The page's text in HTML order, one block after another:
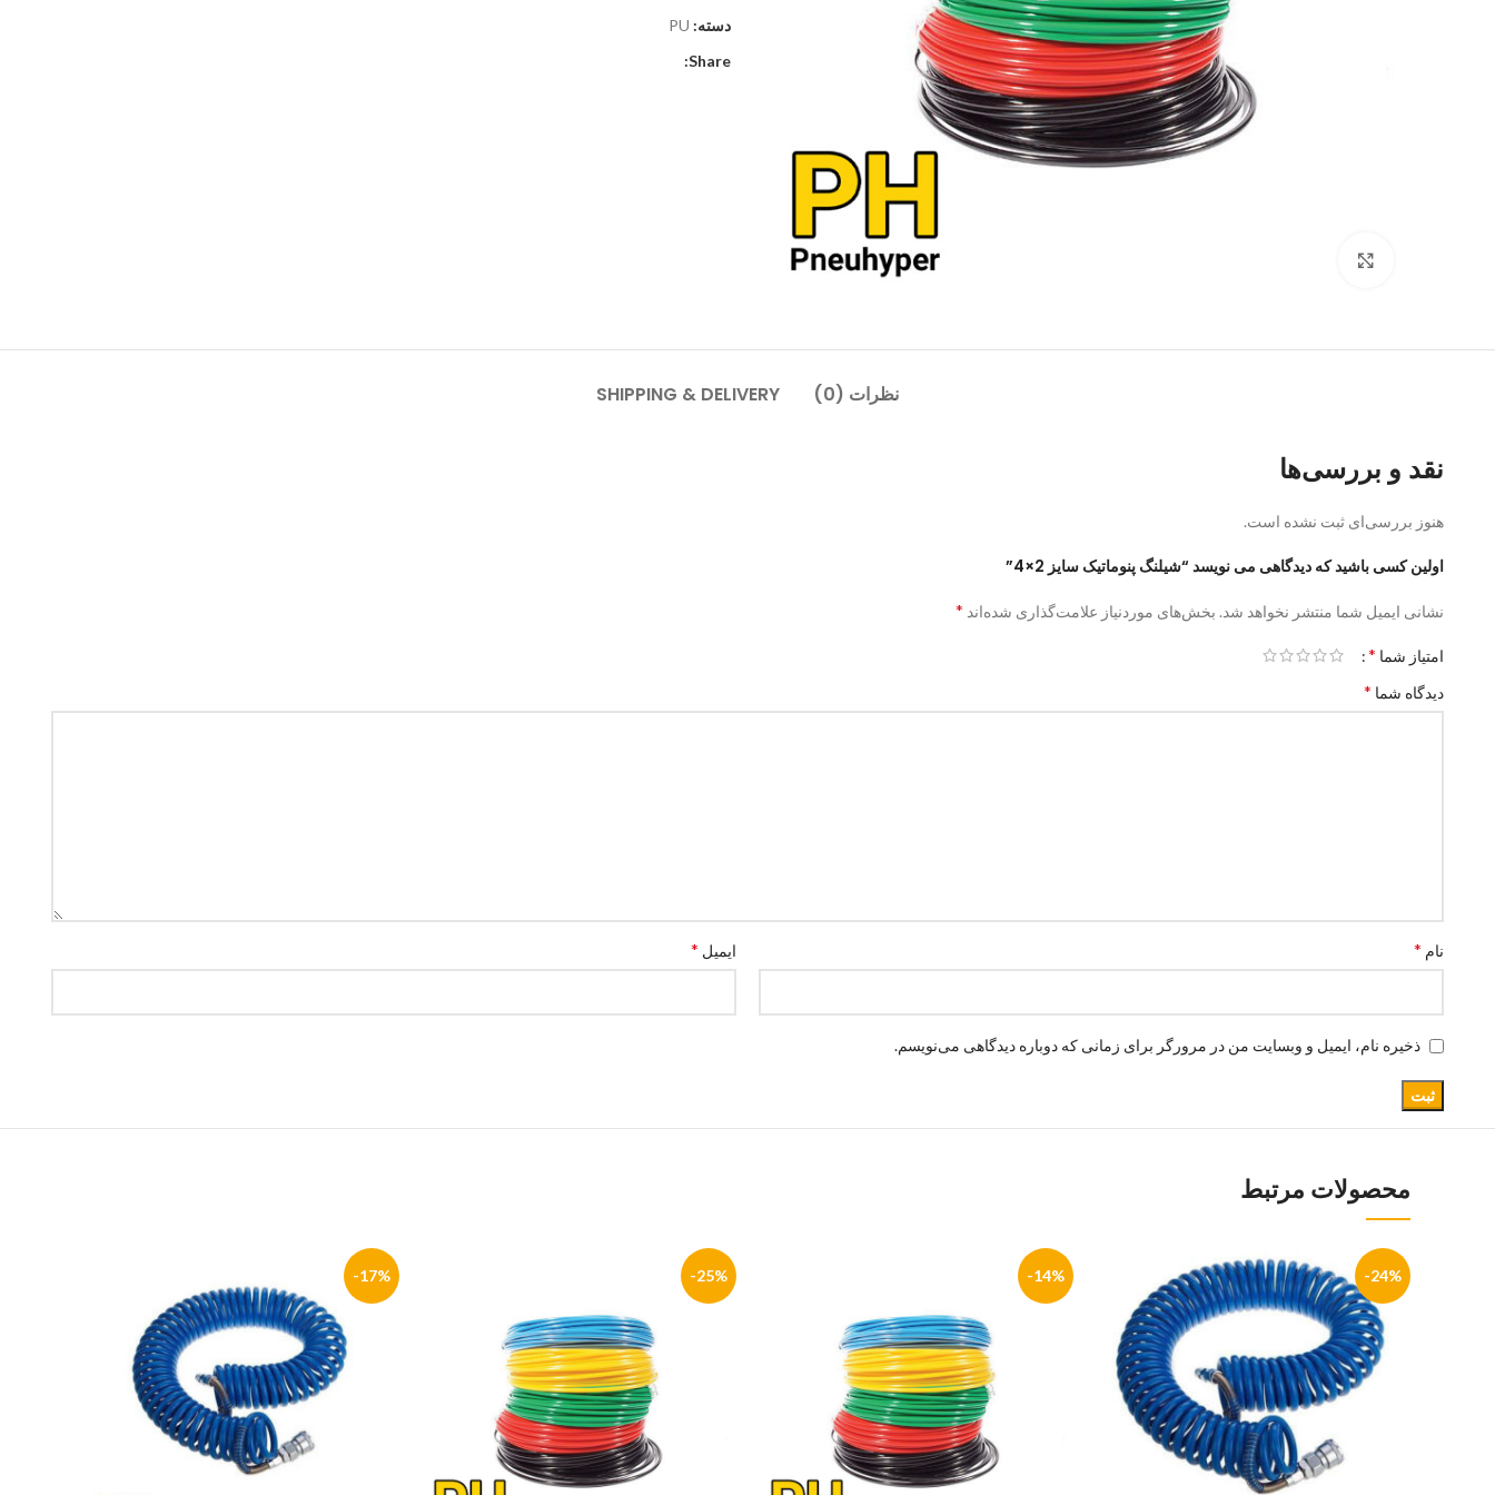
دسته: PU
Share:
نظرات (0) SHIPPING & DELIVERY
نقد و بررسی‌ها
هنوز بررسی‌ای ثبت نشده است.
اولین کسی باشید که دیدگاهی می نویسد “شیلنگ پنوماتیک سایز 2×4”
نشانی ایمیل شما منتشر نخواهد شد. بخش‌های موردنیاز علامت‌گذاری شده‌اند *
امتیاز شما *
دیدگاه شما *
نام * ایمیل *
ذخیره نام، ایمیل و وبسایت من در مرورگر برای زمانی که دوباره دیدگاهی می‌نویسم.
محصولات مرتبط
-24%
-14%
-25%
-17%